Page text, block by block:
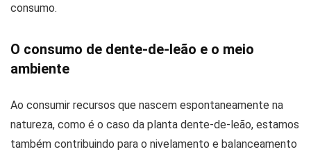
consumo.
O consumo de dente-de-leão e o meio
ambiente
Ao consumir recursos que nascem espontaneamente na
natureza, como é o caso da planta dente-de-leão, estamos
também contribuindo para o nivelamento e balanceamento